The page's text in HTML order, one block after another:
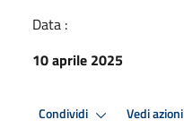
Data :
10 aprile 2025
Condividi Vedi azioni